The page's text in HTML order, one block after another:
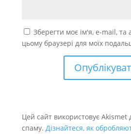
Зберегти моє ім'я, e-mail, та
цьому браузері для моїх
Цей сайт використовує
спаму. Дізнайтеся, як